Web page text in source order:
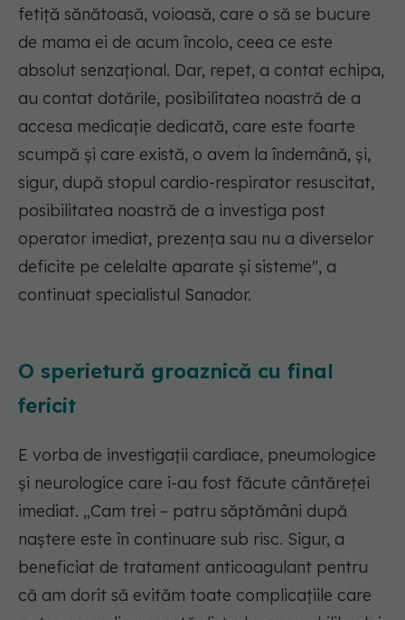
fetiță sănătoasă, voioasă, care o să se bucure
de mama ei de acum încolo, ceea ce este
absolut senzațional. Dar, repet, a contat echipa,
au contat dotările, posibilitatea noastră de a
accesa medicație dedicată, care este foarte
scumpă și care există, o avem la îndemână, și,
sigur, după stopul cardio-respirator resuscitat,
posibilitatea noastră de a investiga post
operator imediat, prezența sau nu a diverselor
deficite pe celelalte aparate și sisteme", a
continuat specialistul Sanador.
O sperietură groaznică cu final
fericit
E vorba de investigații cardiace, pneumologice
și neurologice care i-au fost făcute cântăreței
imediat. „Cam trei – patru săptămâni după
naștere este în continuare sub risc. Sigur, a
beneficiat de tratament anticoagulant pentru
că am dorit să evităm toate complicațiile care